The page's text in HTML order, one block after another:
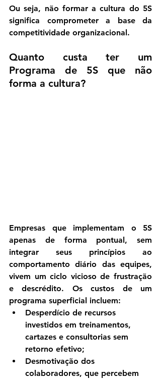
Ou seja, não formar a cultura do 5S
significa comprometer a base da
competitividade organizacional .
Quanto custa ter um
Programa de 5S que não
forma a cultura?
Empresas que implementam o 5S
apenas de forma pontual, sem
integrar seus princípios ao
vivem um ciclo vicioso de frustração
e descrédito. Os custos de um
programa superficial incluem:
Desperdício de recursos
investidos em treinamentos,
cartazes e consultorias sem
retorno efetivo;
Desmotivação dos
colaboradores, que percebem